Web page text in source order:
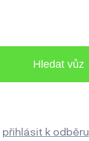
přihlásit k odběru